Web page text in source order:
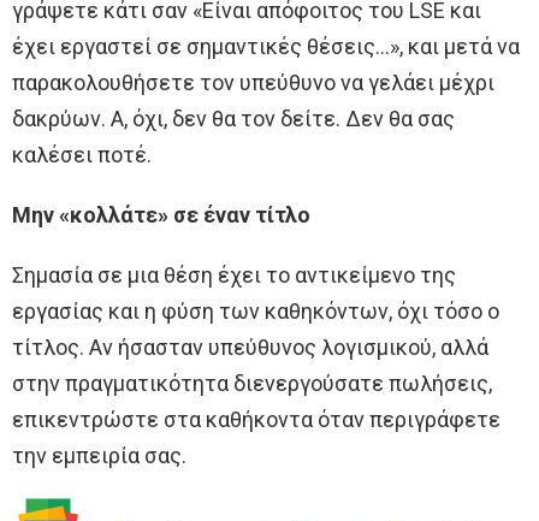
γράψετε κάτι σαν «Είναι απόφοιτος του LSE και
έχει εργαστεί σε σημαντικές θέσεις…», και μετά να
παρακολουθήσετε τον υπεύθυνο να γελάει μέχρι
δακρύων. Α, όχι, δεν θα τον δείτε. Δεν θα σας
καλέσει ποτέ.
Μην «κολλάτε» σε έναν τίτλο
Σημασία σε μια θέση έχει το αντικείμενο της
εργασίας και η φύση των καθηκόντων, όχι τόσο ο
τίτλος. Αν ήσασταν υπεύθυνος λογισμικού, αλλά
στην πραγματικότητα διενεργούσατε πωλήσεις,
επικεντρώστε στα καθήκοντα όταν περιγράφετε
την εμπειρία σας.